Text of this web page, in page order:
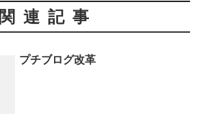
関連記事
プチブログ改革